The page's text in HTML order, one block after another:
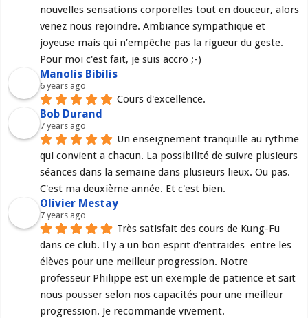
nouvelles sensations corporelles tout en douceur, alors
venez nous rejoindre. Ambiance sympathique et
joyeuse mais qui n’empêche pas la rigueur du geste.
Pour moi c'est fait, je suis accro ;-)
Manolis Bibilis
6 years ago
Cours d'excellence.
Bob Durand
7 years ago
Un enseignement tranquille au rythme
qui convient a chacun. La possibilité de suivre plusieurs
séances dans la semaine dans plusieurs lieux. Ou pas.
C'est ma deuxième année. Et c'est bien.
Olivier Mestay
7 years ago
Très satisfait des cours de Kung-Fu
dans ce club. Il y a un bon esprit d'entraides  entre les
élèves pour une meilleur progression. Notre
professeur Philippe est un exemple de patience et sait
nous pousser selon nos capacités pour une meilleur
progression. Je recommande vivement.